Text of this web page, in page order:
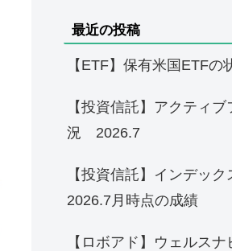
最近の投稿
【ETF】保有米国ETFの
【投資信託】アクティ
況 2026.7
【投資信託】インデッ
2026.7月時点の成績
【ロボアド】ウェルス